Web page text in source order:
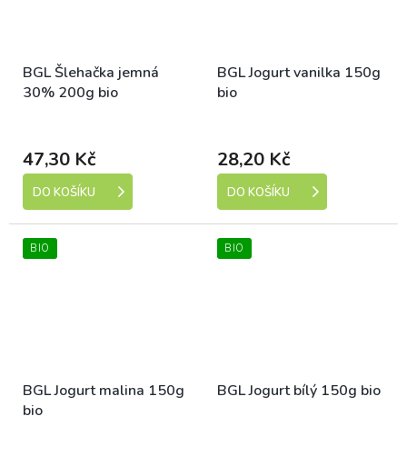
BGL Šlehačka jemná
30% 200g bio
47,30 Kč
DO KOŠÍKU
BGL Jogurt vanilka 150g
bio
28,20 Kč
DO KOŠÍKU
BIO
BGL Jogurt malina 150g
bio
BIO
BGL Jogurt bílý 150g bio